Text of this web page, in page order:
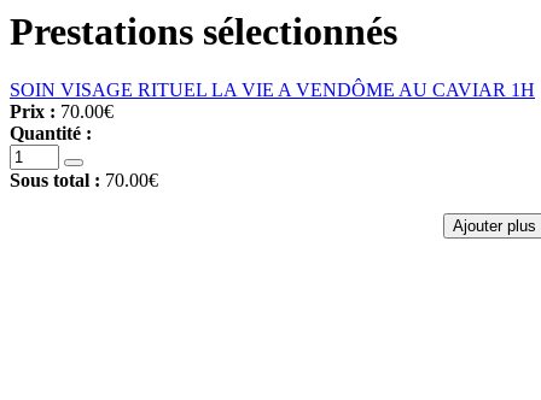
Prestations sélectionnés
SOIN VISAGE RITUEL LA VIE A VENDÔME AU CAVIAR 1H
Prix : 70.00€
Quantité :
Sous total : 70.00€
Ajouter plus